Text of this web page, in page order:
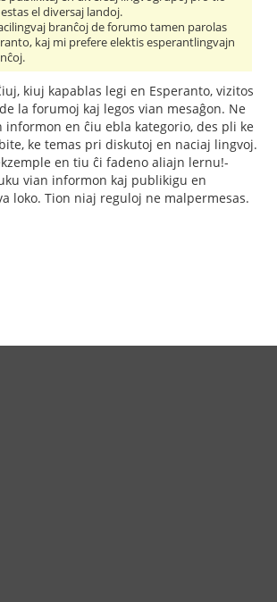
el diversaj landoj.
branĉoj de forumo tamen parolas
kaj mi prefere elektis esperantlingvajn
kiuj kapablas legi en Esperanto, vizitos
la forumoj kaj legos vian mesaĝon. Ne
informon en ĉiu ebla kategorio, des pli ke
ke temas pri diskutoj en naciaj lingvoj.
en tiu ĉi fadeno aliajn lernu!-
vian informon kaj publikigu en
loko. Tion niaj reguloj ne malpermesas.